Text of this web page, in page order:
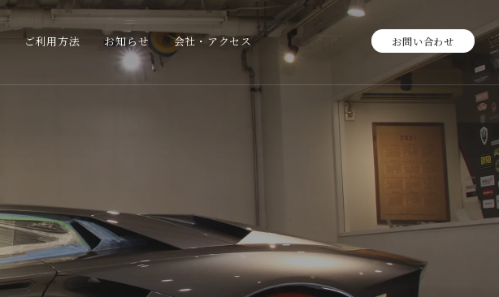
ご利用方法 お知らせ 会社・アクセス お問い合わせ